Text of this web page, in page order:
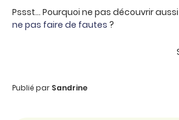
Pssst… Pourquoi ne pas découvrir aussi
ne pas faire de fautes ?
Publié par Sandrine